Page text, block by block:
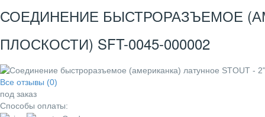
СОЕДИНЕНИЕ БЫСТРОРАЗЪЕМОЕ
ПЛОСКОСТИ) SFT-0045-000002
Все отзывы (0)
под заказ
Способы оплаты: